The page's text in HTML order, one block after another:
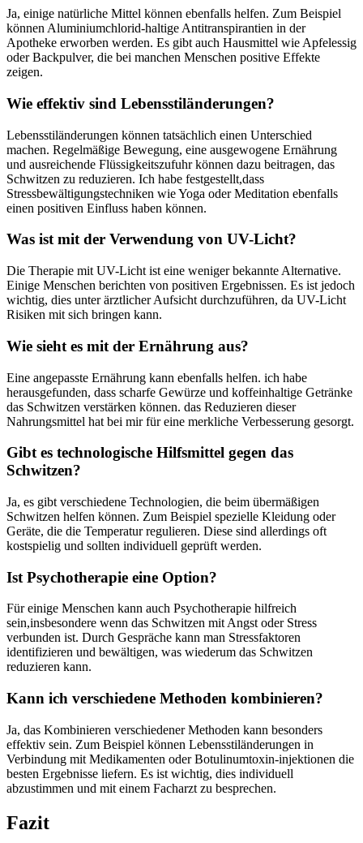
Ja, einige⁣ natürliche Mittel können ebenfalls ⁢helfen. Zum Beispiel
‌können Aluminiumchlorid-haltige Antitranspirantien in der
Apotheke erworben werden. ⁣Es gibt auch Hausmittel wie Apfelessig
oder Backpulver, die bei manchen Menschen‌ positive Effekte
zeigen.
Wie effektiv sind‍ Lebensstiländerungen?
Lebensstiländerungen können tatsächlich​ einen Unterschied⁣
machen. ‌Regelmäßige Bewegung, eine ausgewogene Ernährung
und ausreichende​ Flüssigkeitszufuhr können dazu beitragen, das
Schwitzen ⁢zu reduzieren. Ich habe ​festgestellt,dass
Stressbewältigungstechniken⁤ wie Yoga oder Meditation⁣ ebenfalls
einen positiven Einfluss ⁢haben können.
Was ⁣ist mit der Verwendung⁤ von UV-Licht?
Die Therapie‍ mit UV-Licht ist eine weniger bekannte‌ Alternative.
Einige ⁤Menschen⁢ berichten von positiven Ergebnissen. Es ist jedoch
wichtig,‍ dies ⁣unter ärztlicher Aufsicht durchzuführen, da UV-Licht
Risiken ‌mit​ sich bringen kann.
Wie sieht es⁣ mit der Ernährung aus?
Eine angepasste Ernährung kann ebenfalls helfen. ​ich habe
herausgefunden, dass scharfe⁤ Gewürze und koffeinhaltige Getränke
das ‍Schwitzen verstärken können.⁤ das Reduzieren dieser
Nahrungsmittel hat bei mir für ⁤eine merkliche Verbesserung gesorgt.
Gibt ‌es technologische Hilfsmittel gegen das
Schwitzen?
Ja, es gibt ‌verschiedene Technologien, die beim⁣ übermäßigen
Schwitzen ‍helfen⁢ können. Zum Beispiel ‍spezielle ⁢Kleidung oder
⁣Geräte,‌ die die Temperatur⁣ regulieren. Diese sind allerdings oft ​
kostspielig und sollten⁣ individuell​ geprüft werden.
Ist Psychotherapie eine Option?
Für einige‌ Menschen kann auch Psychotherapie hilfreich
sein,insbesondere wenn das Schwitzen ⁤mit ⁤Angst oder Stress
verbunden ‌ist. Durch ‍Gespräche kann​ man Stressfaktoren
identifizieren und bewältigen, was wiederum das Schwitzen
reduzieren ‌kann.
Kann ich verschiedene Methoden kombinieren?
Ja, das​ Kombinieren verschiedener Methoden ⁤kann besonders‍
effektiv sein. Zum‌ Beispiel können Lebensstiländerungen ⁢in
Verbindung mit⁢ Medikamenten oder Botulinumtoxin-injektionen die
besten Ergebnisse liefern. Es⁢ ist wichtig, dies ⁢individuell
abzustimmen und mit‍ einem Facharzt zu besprechen.
Fazit